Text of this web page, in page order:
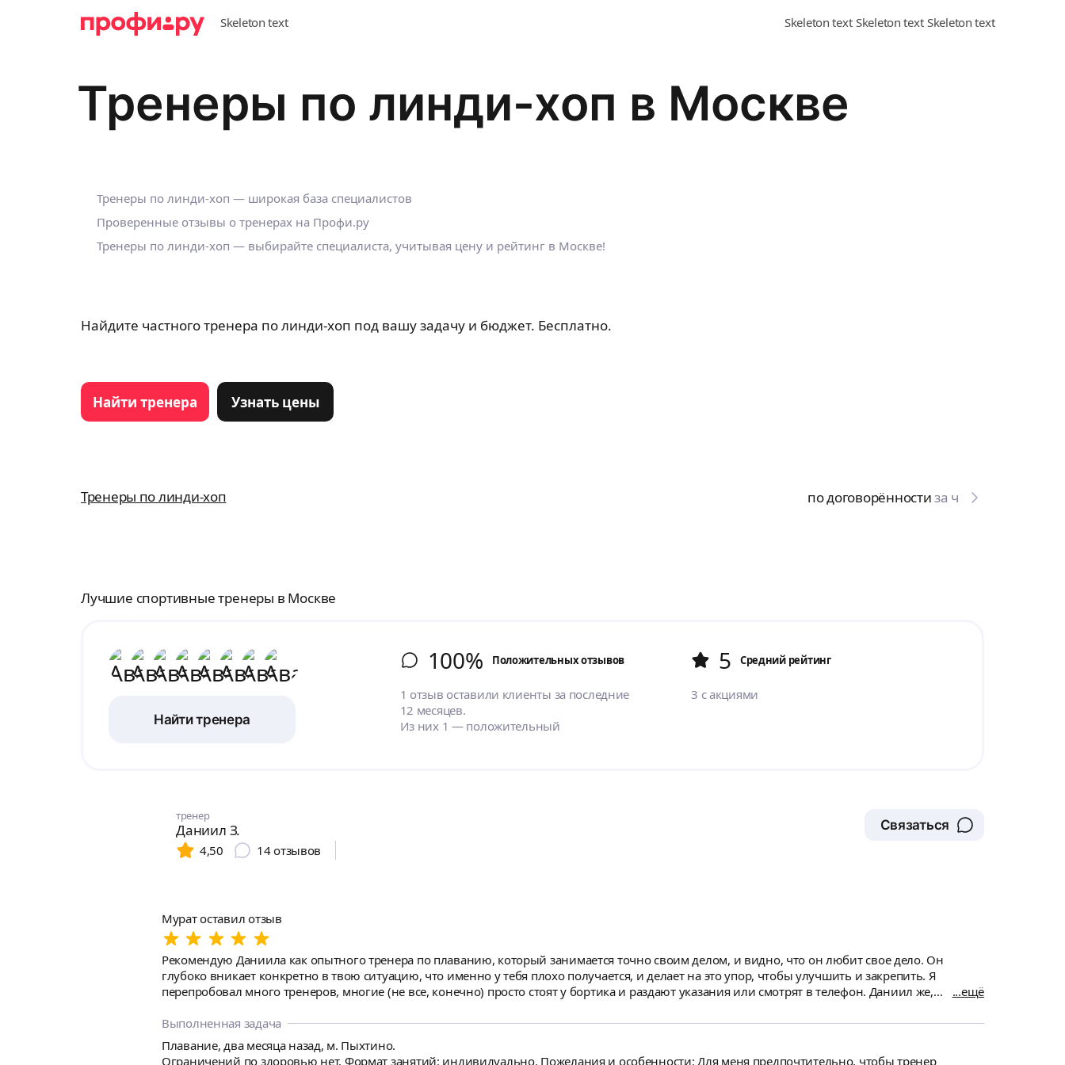
Тренеры по линди-хоп в Москве
Тренеры по линди-хоп — широкая база специалистов
Проверенные отзывы о тренерах на Профи.ру
Тренеры по линди-хоп — выбирайте специалиста, учитывая цену и рейтинг в Москве!
Найдите частного тренера по линди-хоп под вашу задачу и бюджет. Бесплатно.
Найти тренера Узнать цены
Тренеры по линди-хоп по договорённостиза ч
Лучшие спортивные тренеры в Москве
Найти тренера
100% Положительных отзывов
1 отзыв оставили клиенты за последние
12 месяцев.
Из них 1 — положительный
5 Cредний рейтинг
3 с акциями
тренер
Даниил З.
Связаться
4,50
14отзывов
Мурат оставил отзыв
Рекомендую Даниила как опытного тренера по плаванию, который занимается точно своим делом, и видно, что он любит свое дело. Он
глубоко вникает конкретно в твою ситуацию, что именно у тебя плохо получается, и делает на это упор, чтобы улучшить и закрепить. Я
перепробовал много тренеров, многие (не все, конечно) просто стоят у бортика и раздают указания или смотрят в телефон. Даниил же,
Требовательный и без лишней болтовни, если вы хотите получить максимальную отдачу от тренировки, то он вам поможет. Но надо работать
и стараться, чуда не бывает).
ещё
Выполненная задача
Плавание, два месяца назад, м. Пыхтино.
Ограничений по здоровью нет. Формат занятий: индивидуально. Пожелания и особенности: Для меня предпочтительно, чтобы тренер